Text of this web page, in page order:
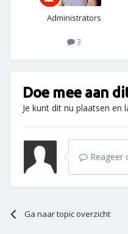
Administrators
3
Doe mee aan
Je kunt dit nu plaatsen en
Reageer
Ga naar topic overzicht